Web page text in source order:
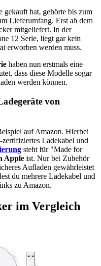
gekauft hat, gehörte bis zum
Lieferumfang. Erst ab dem
mitgeliefert. In der
12 Serie, liegt gar kein
erworben werden muss.
haben nun erstmals eine
dass diese Modelle sogar
werden können.
von
auf Amazon. Hierbei
Ladekabel und
steht für "Made for
Apple ist. Nur bei Zubehör
Aufladen gewährleistet
du mehrere Ladekabel und
zu Amazon.
im Vergleich